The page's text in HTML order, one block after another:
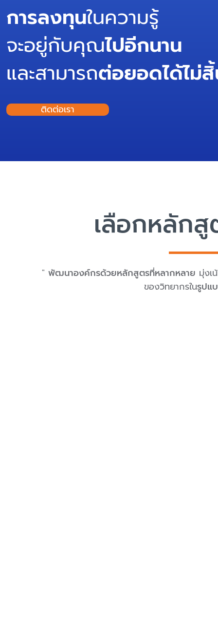
การลงทุนในความรู้
จะอยู่กับคุณไปอีกนาน
และสามารถต่อยอดได้ไม่
ติดต่อเรา
เลือกหลัก
" พัฒนาองค์กรด้วยหลักสูตรที่หลากหลาย มุ่งเ
ของวิทยากรในรูปแ